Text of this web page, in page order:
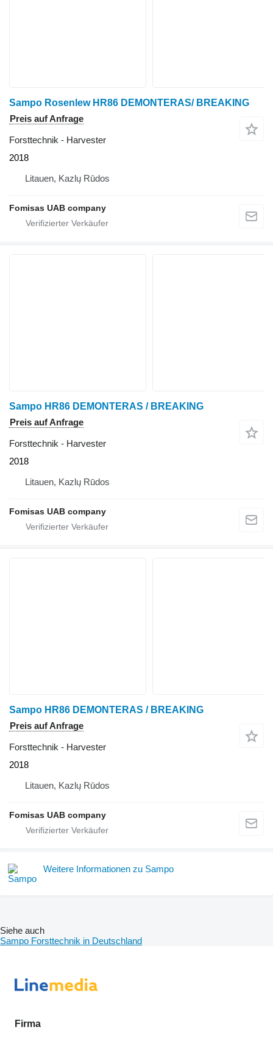
Sampo Rosenlew HR86 DEMONTERAS/ BREAKING
Preis auf Anfrage
Forsttechnik - Harvester
2018
Litauen, Kazlų Rūdos
Fomisas UAB company
Sampo HR86 DEMONTERAS / BREAKING
Preis auf Anfrage
Forsttechnik - Harvester
2018
Litauen, Kazlų Rūdos
Fomisas UAB company
Sampo HR86 DEMONTERAS / BREAKING
Preis auf Anfrage
Forsttechnik - Harvester
2018
Litauen, Kazlų Rūdos
Fomisas UAB company
Weitere Informationen zu Sampo
Siehe auch
Sampo Forsttechnik in Deutschland
Firma